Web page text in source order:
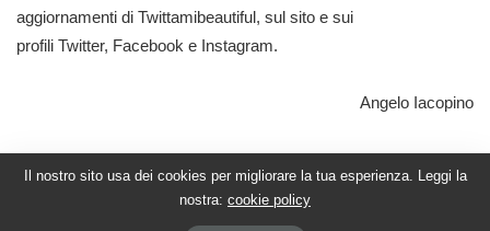
aggiornamenti di Twittamibeautiful, sul sito e sui
profili Twitter, Facebook e Instagram.
Angelo Iacopino
Il nostro sito usa dei cookies per migliorare la tua esperienza. Leggi la
nostra: cookie policy